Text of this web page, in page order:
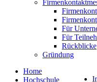
Für
Für
Rückblicke
Gründung
Home
Hochschule